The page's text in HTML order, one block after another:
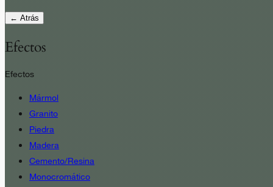
← Atrás
Efectos
Efectos
Mármol
Granito
Piedra
Madera
Cemento/Resina
Monocromático